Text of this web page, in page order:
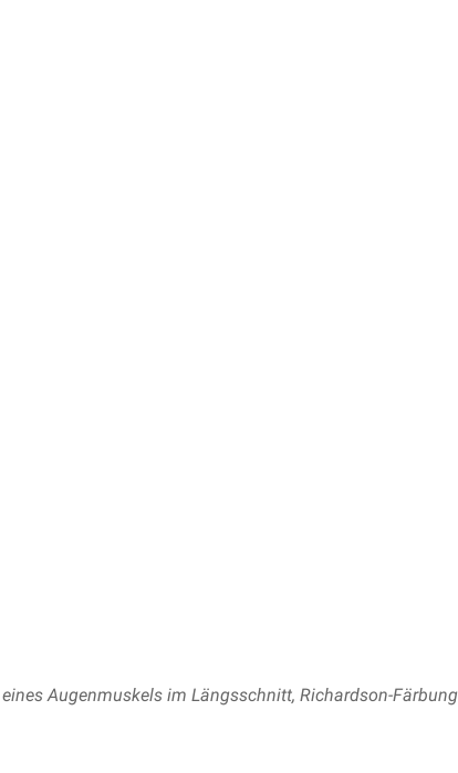
Augenmuskels im Längsschnitt, Richardson-Färbung